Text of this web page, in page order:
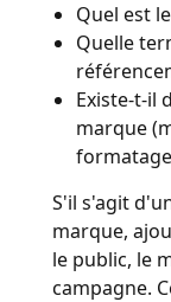
Quel est
Quelle
Existe-t-il
marque
S'il s'agit
marque,
le public, le
campagne.